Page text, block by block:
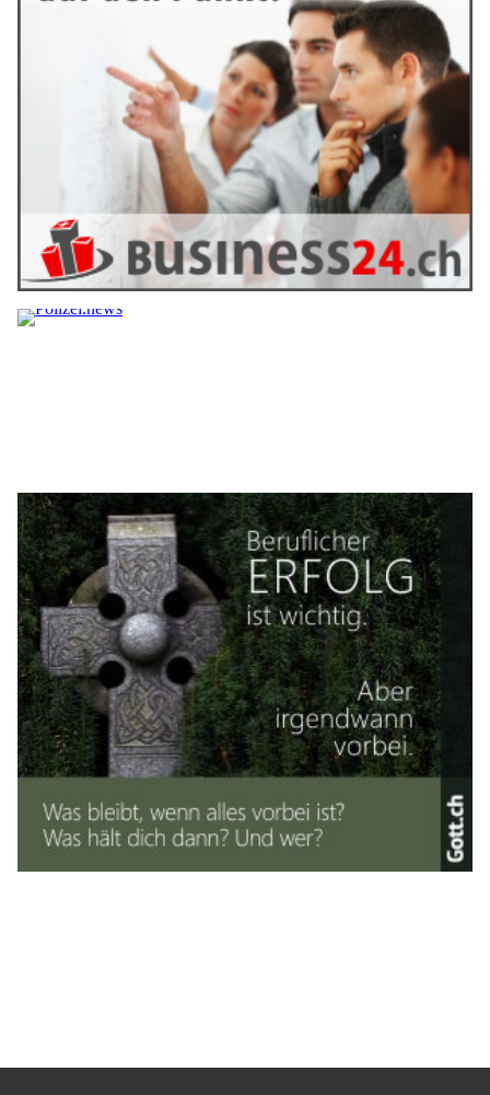
in Echtzeit zu präsentieren, mit ihrer Zielgruppe direkt zu
interagieren und Engagement zu fördern. Anders als
klassische On-Demand-Videos ermöglicht Live Content,
spontane Reaktionen auf Kommentare und Fragen
einzubauen. Die Authentizität und unmittelbare Wirkung von
Live-Formaten machen sie zu einem starken Instrument im
Content Marketing.
In diesem Beitrag erfahren Sie, was Live Content genau ist,
welche Vorteile er bietet, wie er strategisch geplant und
technisch umgesetzt wird und wie der Erfolg messbar gemacht
werden kann.
Weiterlesen
aber trotzdem nicht die gewünschte Wirkung. Nutzer lesen
nur oberflächlich, verlassen die Webseite oder nehmen den
Inhalt nicht wahr. Der Grund liegt häufig in der Art der
Aufbereitung. Auch wenn der Inhalt stimmt, kommt nicht
strukturierter Content nicht an.
Der folgende Beitrag zeigt, wie Nutzer Inhalte konsumieren,
wie Leseführung funktioniert und wie Sie die Wirkung
bestehender Inhalte verbessern können.
Weiterlesen
Evergreen-Content: Inhalte, die dauerhaft Traffic
bringen
BELMEDIA REDAKTION